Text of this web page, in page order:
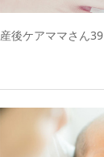
産後ケアママさん39